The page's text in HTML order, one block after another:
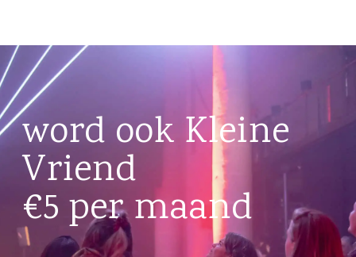
word ook Kleine
Vriend
€5 per maand